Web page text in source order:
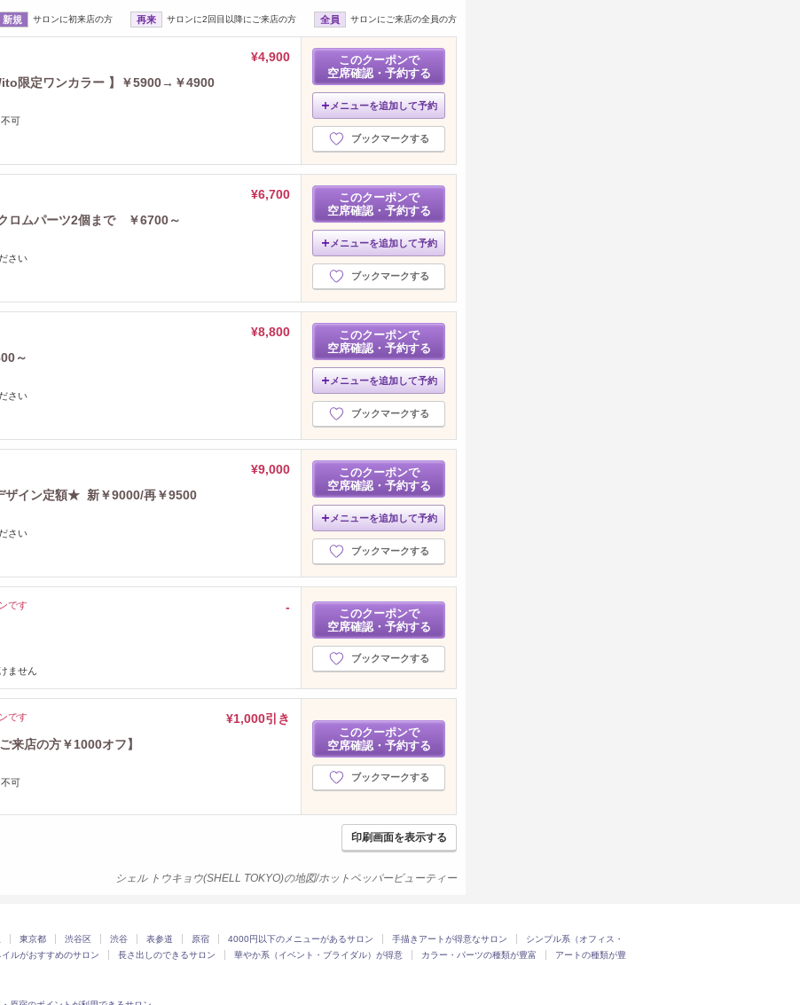
新規 サロンに初来店の方 再来 サロンに2回目以降にご来店の方 全員 サロンにご来店の全員の方
¥4,900
限定ワンカラー 】￥5900→￥4900
可
このクーポンで
空席確認・予約する
メニューを追加して予約
ブックマークする
¥6,700
ロムパーツ2個まで ￥6700～
さい
このクーポンで
空席確認・予約する
メニューを追加して予約
ブックマークする
¥8,800
～
さい
このクーポンで
空席確認・予約する
メニューを追加して予約
ブックマークする
¥9,000
ザイン定額★ 新￥9000/再￥9500
さい
このクーポンで
空席確認・予約する
メニューを追加して予約
ブックマークする
です
‐
ません
このクーポンで
空席確認・予約する
ブックマークする
です
¥1,000引き
来店の方￥1000オフ】
可
このクーポンで
空席確認・予約する
ブックマークする
印刷画面を表示する
シェル トウキョウ(SHELL TOKYO)の地図/ホットペッパービューティー
東京都 渋谷区 渋谷 表参道 原宿 4000円以下のメニューがあるサロン 手描きアートが得意なサロン
シンプル系（オフィス・
イルがおすすめのサロン 長さ出しのできるサロン 華やか系（イベント・ブライダル）が得意 カラー・パーツの種類が豊富
アートの種類が豊